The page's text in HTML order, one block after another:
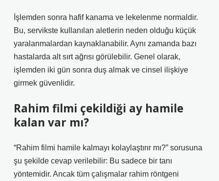
İşlemden sonra hafif kanama ve lekelenme normaldir.
Bu, servikste kullanılan aletlerin neden olduğu küçük
yaralanmalardan kaynaklanabilir. Aynı zamanda bazı
hastalarda alt sırt ağrısı görülebilir. Genel olarak,
işlemden iki gün sonra duş almak ve cinsel ilişkiye
girmek güvenlidir.
Rahim filmi çekildiği ay hamile
kalan var mı?
“Rahim filmi hamile kalmayı kolaylaştırır mı?” sorusuna
şu şekilde cevap verilebilir: Bu sadece bir tanı
yöntemidir. Ancak tüm çalışmalar rahim röntgeni